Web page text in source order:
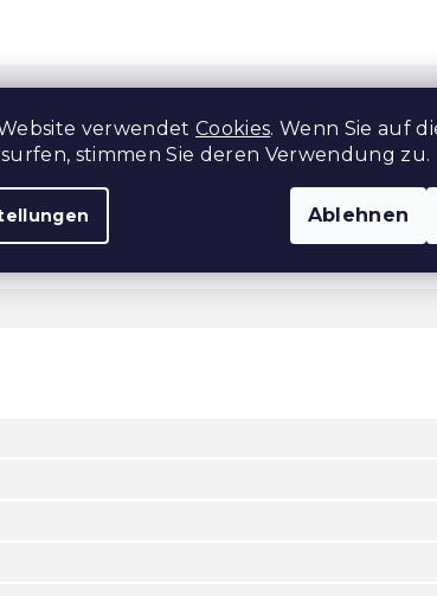
verwendet Cookies. Wenn Sie auf
stimmen Sie deren Verwendung zu.
Ablehnen